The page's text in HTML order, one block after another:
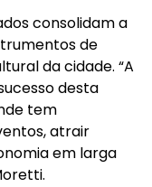
consolidam a
de
da cidade. “A
desta
tem
atrair
em larga